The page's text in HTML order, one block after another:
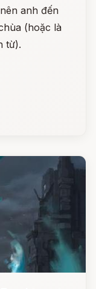
anh đến
(hoặc là
từ).